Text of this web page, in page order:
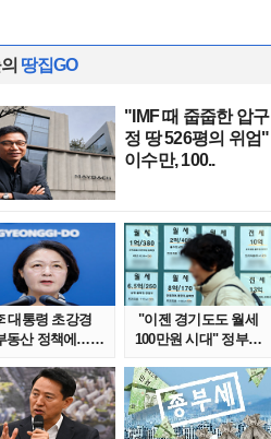
땅집GO
"IMF 때 줍줍한 압구
정 땅 526평의 위엄"
이수만, 100..
대통령 초강경
동산 정책에…
"이젠 경기도도 월세
100만원 시대" 정부發